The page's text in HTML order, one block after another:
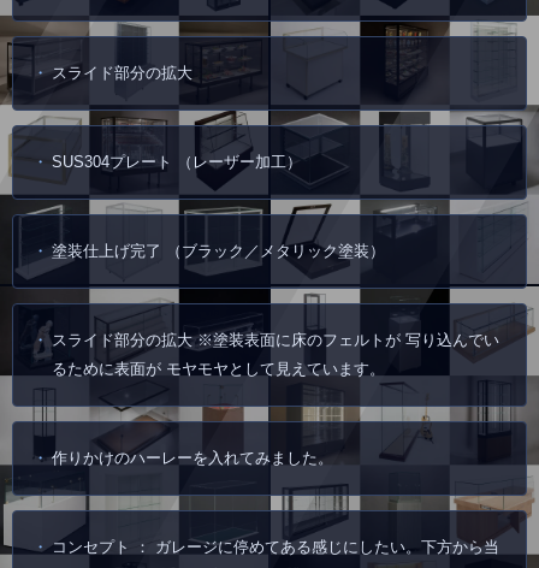
スライド部分の拡大
SUS304プレート （レーザー加工）
塗装仕上げ完了 （ブラック／メタリック塗装）
スライド部分の拡大 ※塗装表面に床のフェルトが 写り込んでい
るために表面が モヤモヤとして見えています。
作りかけのハーレーを入れてみました。
コンセプト ： ガレージに停めてある感じにしたい。下方から当